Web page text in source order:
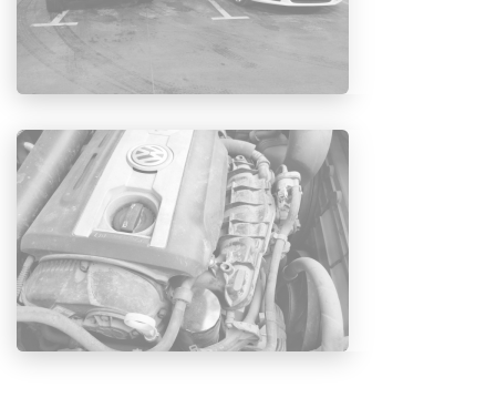
фильтра масляного;
пробка поддона с уплотнительным кольцом;
фильтра салонного;
фильтра воздушного;
задних колодок;